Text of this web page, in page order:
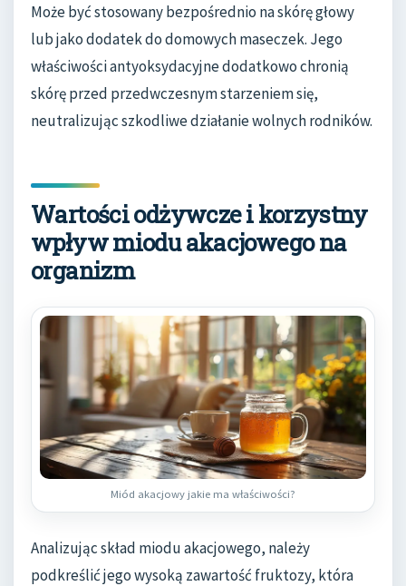
Może być stosowany bezpośrednio na skórę głowy
lub jako dodatek do domowych maseczek. Jego
właściwości antyoksydacyjne dodatkowo chronią
skórę przed przedwczesnym starzeniem się,
neutralizując szkodliwe działanie wolnych rodników.
Wartości odżywcze i korzystny
wpływ miodu akacjowego na
organizm
Miód akacjowy jakie ma właściwości?
Analizując skład miodu akacjowego, należy
podkreślić jego wysoką zawartość fruktozy, która